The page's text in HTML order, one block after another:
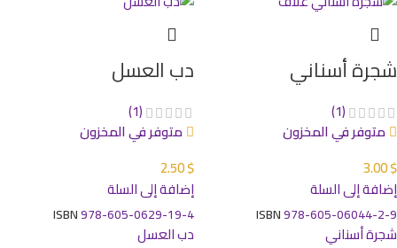
شجرة أسناني
(1)
متوفر في المخزون
3.00$
إضافة إلى السلة
ISBN978-605-06044-2-9
شجرة أسناني
دب العسل
(1)
متوفر في المخزون
2.50$
إضافة إلى السلة
ISBN978-605-0629-19-4
دب العسل